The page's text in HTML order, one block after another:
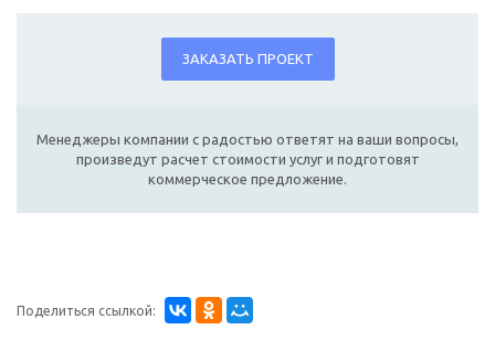
ЗАКАЗАТЬ ПРОЕКТ
Менеджеры компании с радостью ответят на ваши вопросы,
произведут расчет стоимости услуг и подготовят
коммерческое предложение.
Поделиться ссылкой: